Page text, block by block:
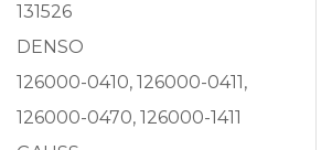
131526
DENSO
126000-0410, 126000-0411,
126000-0470, 126000-1411